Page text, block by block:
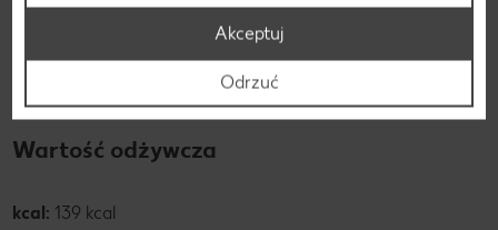
Witamina B1 pozytywnie wpływa na sprawność ciała i
umysłu, a witamina B3 wspomaga procesy metaboliczne w
organizmie i jest wykorzystywana przez komórki do
Wartość odżywcza
kcal: 139 kcal
Odrzuć
Akceptuj